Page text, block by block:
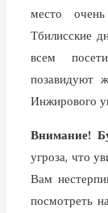
место
Тбилисские
всем
позавидуют
Инжирового
Внимание!
угроза, что
Вам
посмотреть